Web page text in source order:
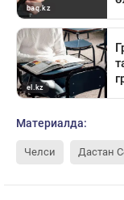
Материалда:
Челси Дастан